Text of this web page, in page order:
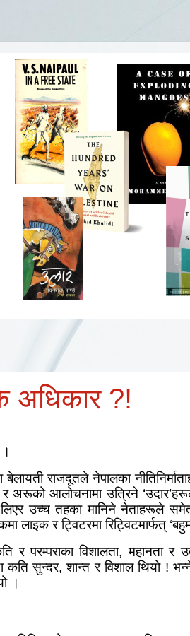
अधिकार ?!
राजदूतले नेपालका
अरूको आलोचनामा उत्रिने‘उदार’
उच्च तहका मानिने नेताहरूले
लाइक र ट्विटरमा रिट्विटमार्फत् ‘
र परम्पराका विशालता,महानता र
कति सुन्दर,शान्त र विशाल थियो !
।